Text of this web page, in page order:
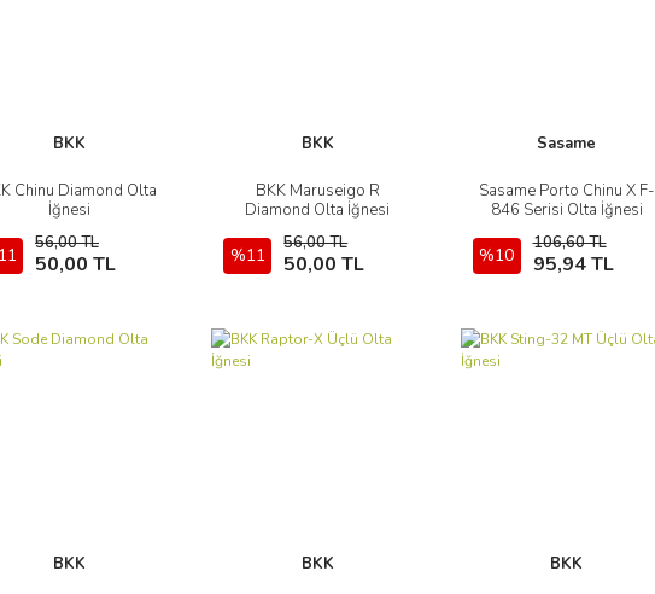
BKK
Chinu Diamond Olta
İğnesi
56,00 TL
50,00 TL
İncele
Sepete Ekle
BKK
BKK Maruseigo R
Diamond Olta İğnesi
%11
56,00 TL
50,00 TL
İncele
Sepete Ekle
Sasame
Sasame Porto Chinu X F-
846 Serisi Olta İğnesi
%10
106,60 TL
95,94 TL
İncele
Sepete Ekle
BKK BKK BKK